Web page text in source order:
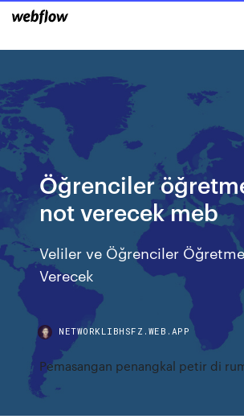
Öğrenciler
not verecek meb
Veliler ve Öğrenciler
Verecek
NETWORKLIBHSFZ.WEB.APP
Pemasangan penangkal petir di